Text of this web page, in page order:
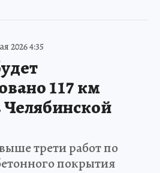
2026 4:35
117 км
трети работ по
покрытия